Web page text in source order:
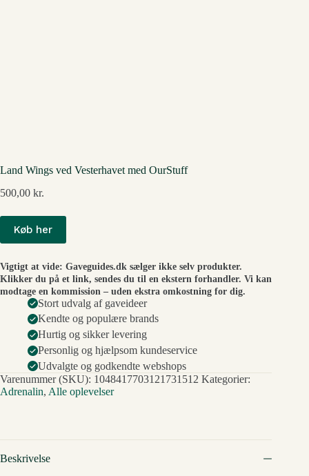
Land Wings ved Vesterhavet med OurStuff
500,00 kr.
Køb her
Vigtigt at vide: Gaveguides.dk sælger ikke selv produkter.
Klikker du på et link, sendes du til en ekstern forhandler. Vi kan
modtage en kommission – uden ekstra omkostning for dig.
Stort udvalg af gaveideer
Kendte og populære brands
Hurtig og sikker levering
Personlig og hjælpsom kundeservice
Udvalgte og godkendte webshops
Varenummer (SKU): 1048417703121731512 Kategorier:
Adrenalin, Alle oplevelser
Beskrivelse